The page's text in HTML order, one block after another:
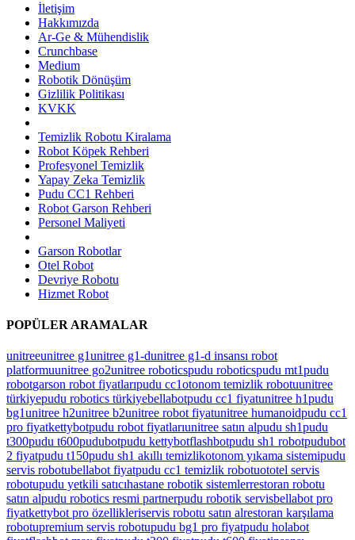
İletişim
Hakkımızda
Ar-Ge & Mühendislik
Crunchbase
Medium
Robotik Dönüşüm
Gizlilik Politikası
KVKK
Temizlik Robotu Kiralama
Robot Köpek Rehberi
Profesyonel Temizlik
Yapay Zeka Temizlik
Pudu CC1 Rehberi
Robot Garson Rehberi
Personel Maliyeti
Garson Robotlar
Otel Robot
Devriye Robotu
Hizmet Robot
POPÜLER ARAMALAR
unitreeunitree g1unitree g1-dunitree g1-d insansı robot
platformuunitree go2unitree roboticspudu roboticspudu mt1pudu
robotgarson robot fiyatlarıpudu cc1otonom temizlik robotuunitree
türkiyepudu robotics türkiyebellabotpudu cc1 fiyatunitree h1pudu
bg1unitree h2unitree b2unitree robot fiyatunitree humanoidpudu cc1
pro fiyatkettybotpudu robot fiyatlarıunitree satın alpudu sh1pudu
t300pudu t600pudubotpudu kettybotflashbotpudu sh1 robotpudubot
2 fiyatpudu t150pudu sh1 akıllı temizlikotonom yıkama sistemipudu
servis robotubellabot fiyatpudu cc1 temizlik robotuototel servis
robotupudu yetkili satıcıhastane robotik sistemlerrestoran robotu
satın alpudu robotics resmi partnerpudu robotik servisbellabot pro
fiyatkettybot pro özellikleriservis robotu satın alrestoran karşılama
robotupremium servis robotupudu bg1 pro fiyatpudu holabot